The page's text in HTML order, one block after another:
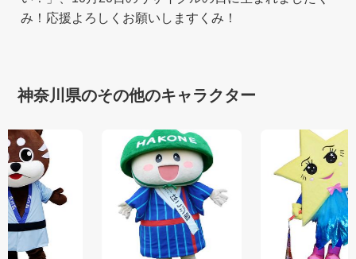
み！応援よろしくお願いしますくみ！
神奈川県のその他のキャラクター